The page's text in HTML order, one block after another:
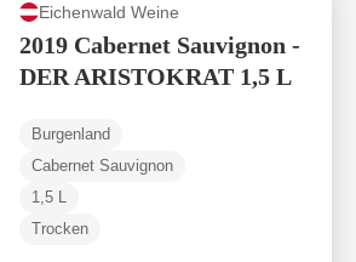
Eichenwald Weine
2019 Cabernet Sauvignon -
DER ARISTOKRAT 1,5 L
Burgenland
Cabernet Sauvignon
1,5 L
Trocken